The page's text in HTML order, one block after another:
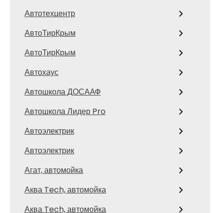
Автотехцентр
АвтоТирКрым
АвтоТирКрым
Автохаус
Автошкола ДОСААФ
Автошкола Лидер Pro
Автоэлектрик
Автоэлектрик
Агат, автомойка
Аква Tech, автомойка
Аква Tech, автомойка